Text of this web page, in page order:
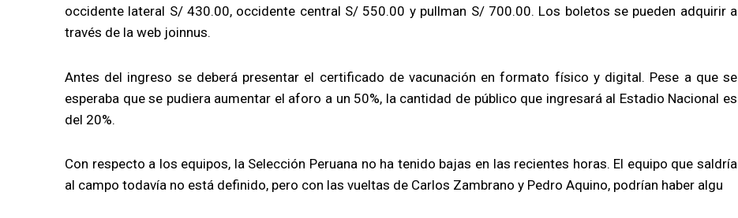
occidente lateral S/ 430.00, occidente central S/ 550.00 y pullman S/ 700.00. Los boletos se pueden adquirir a
través de la web joinnus.
Antes del ingreso se deberá presentar el certificado de vacunación en formato físico y digital. Pese a que se
esperaba que se pudiera aumentar el aforo a un 50%, la cantidad de público que ingresará al Estadio Nacional es
del 20%.
Con respecto a los equipos, la Selección Peruana no ha tenido bajas en las recientes horas. El equipo que saldría
al campo todavía no está definido, pero con las vueltas de Carlos Zambrano y Pedro Aquino, podrían haber algu